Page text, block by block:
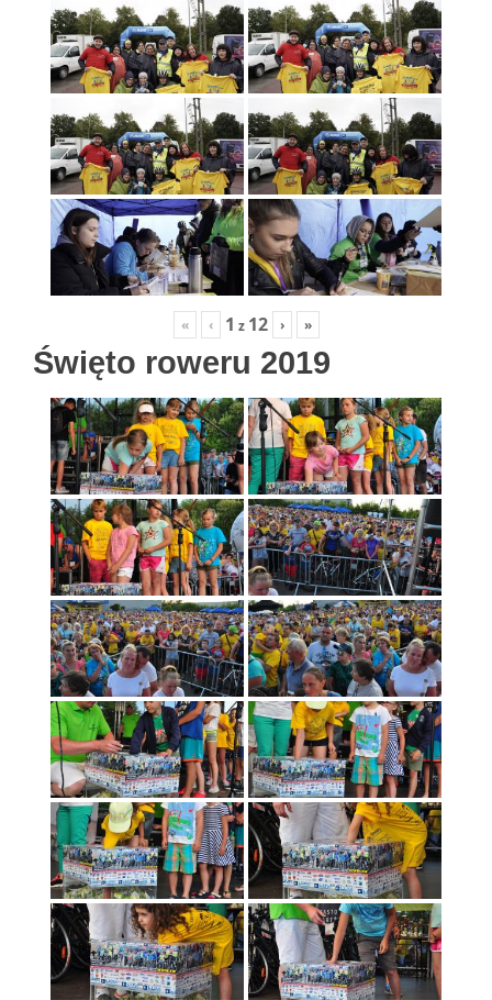
« ‹ 1 z 12 › »
Święto roweru 2019